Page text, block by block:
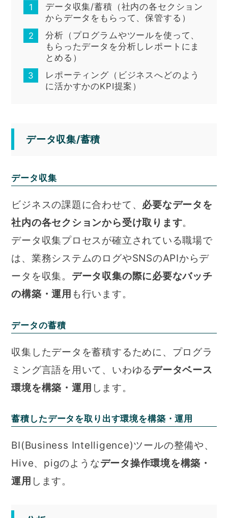
データ収集/蓄積（社内の各セクション
からデータをもらって、保管する）
分析（プログラムやツールを使って、
もらったデータを分析しレポートにま
とめる）
レポーティング（ビジネスへどのよう
に活かすかのKPI提案）
データ収集/蓄積
データ収集
ビジネスの課題に合わせて、 必要なデータを
社内の各セクションから受け取ります。
データ収集プロセスが確立されている職場で
は、業務システムのログやSNSのAPIからデ
ータを収集。 データ収集の際に必要なバッチ
の構築・運用 も行います。
データの蓄積
収集したデータを蓄積するために、プログラ
ミング言語を用いて、いわゆるデータベース
環境を構築・運用 します。
蓄積したデータを取り出す環境を構築・運用
BI(Business Intelligence)ツールの整備や、
Hive、pigのようなデータ操作環境を構築・
運用 します。